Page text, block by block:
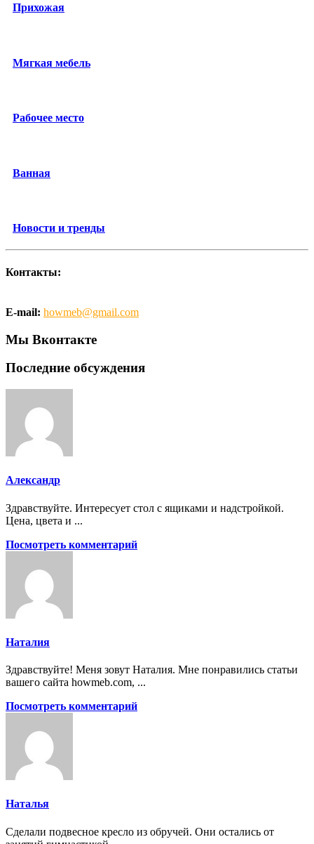
Прихожая
Мягкая мебель
Рабочее место
Ванная
Новости и тренды
Контакты:
E-mail: howmeb@gmail.com
Мы Вконтакте
Последние обсуждения
Александр
Здравствуйте. Интересует стол с ящиками и надстройкой.
Цена, цвета и ...
Посмотреть комментарий
Наталия
Здравствуйте! Меня зовут Наталия. Мне понравились статьи
вашего сайта howmeb.com, ...
Посмотреть комментарий
Наталья
Сделали подвесное кресло из обручей. Они остались от